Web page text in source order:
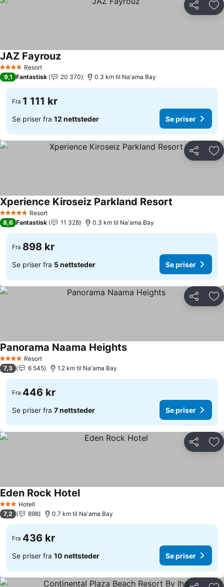
Del
4 StjernerResort
JAZ Fayrouz
9,1 Fantastisk 20 370 0.3 km til Na'ama Bay
Fra 1 111 kr
Se priser fra 12 nettsteder Se priser
Del
5 Stjerner Resort
Xperience Kiroseiz Parkland Resort
8,6 Fantastisk 11 328 0.3 km til Na'ama Bay
Fra 898 kr
Se priser fra 5 nettsteder Se priser
Del
4 StjernerResort
Panorama Naama Heights
7,3 6 545 1.2 km til Na'ama Bay
Fra 446 kr
Se priser fra 7 nettsteder Se priser
Del
3 StjernerHotell
Eden Rock Hotel
7,2 898 0.7 km til Na'ama Bay
Fra 436 kr
Se priser fra 10 nettsteder Se priser